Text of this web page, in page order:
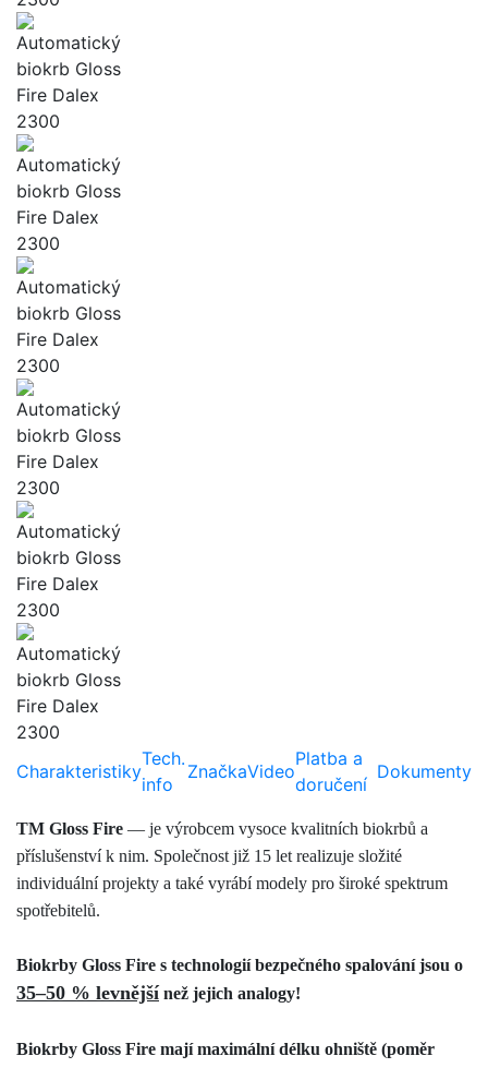
Charakteristiky
Tech.
info
ZnačkaVideo
Platba a
doručení
Dokumenty
ТМ Gloss Fire — je výrobcem vysoce kvalitních biokrbů a
příslušenství k nim. Společnost již 15 let realizuje složité
individuální projekty a také vyrábí modely pro široké spektrum
spotřebitelů.
Biokrby Gloss Fire s technologií bezpečného spalování jsou o
35–50 % levnější než jejich analogy!
Biokrby Gloss Fire mají maximální délku ohniště (poměr